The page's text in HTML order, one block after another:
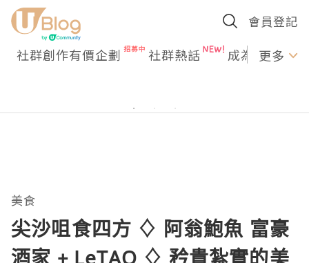
會員登記
社群創作有價企劃 社群熱話 成為U更多
美食
尖沙咀食四方 ♢ 阿翁鮑魚 富豪
酒家 + LeTAO ♢ 矜貴紮實的美